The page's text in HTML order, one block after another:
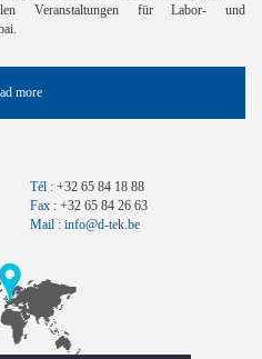
Veranstaltungen für Labor- und
more
Tél : +32 65 84 18 88
Fax : +32 65 84 26 63
Mail : info@d-tek.be